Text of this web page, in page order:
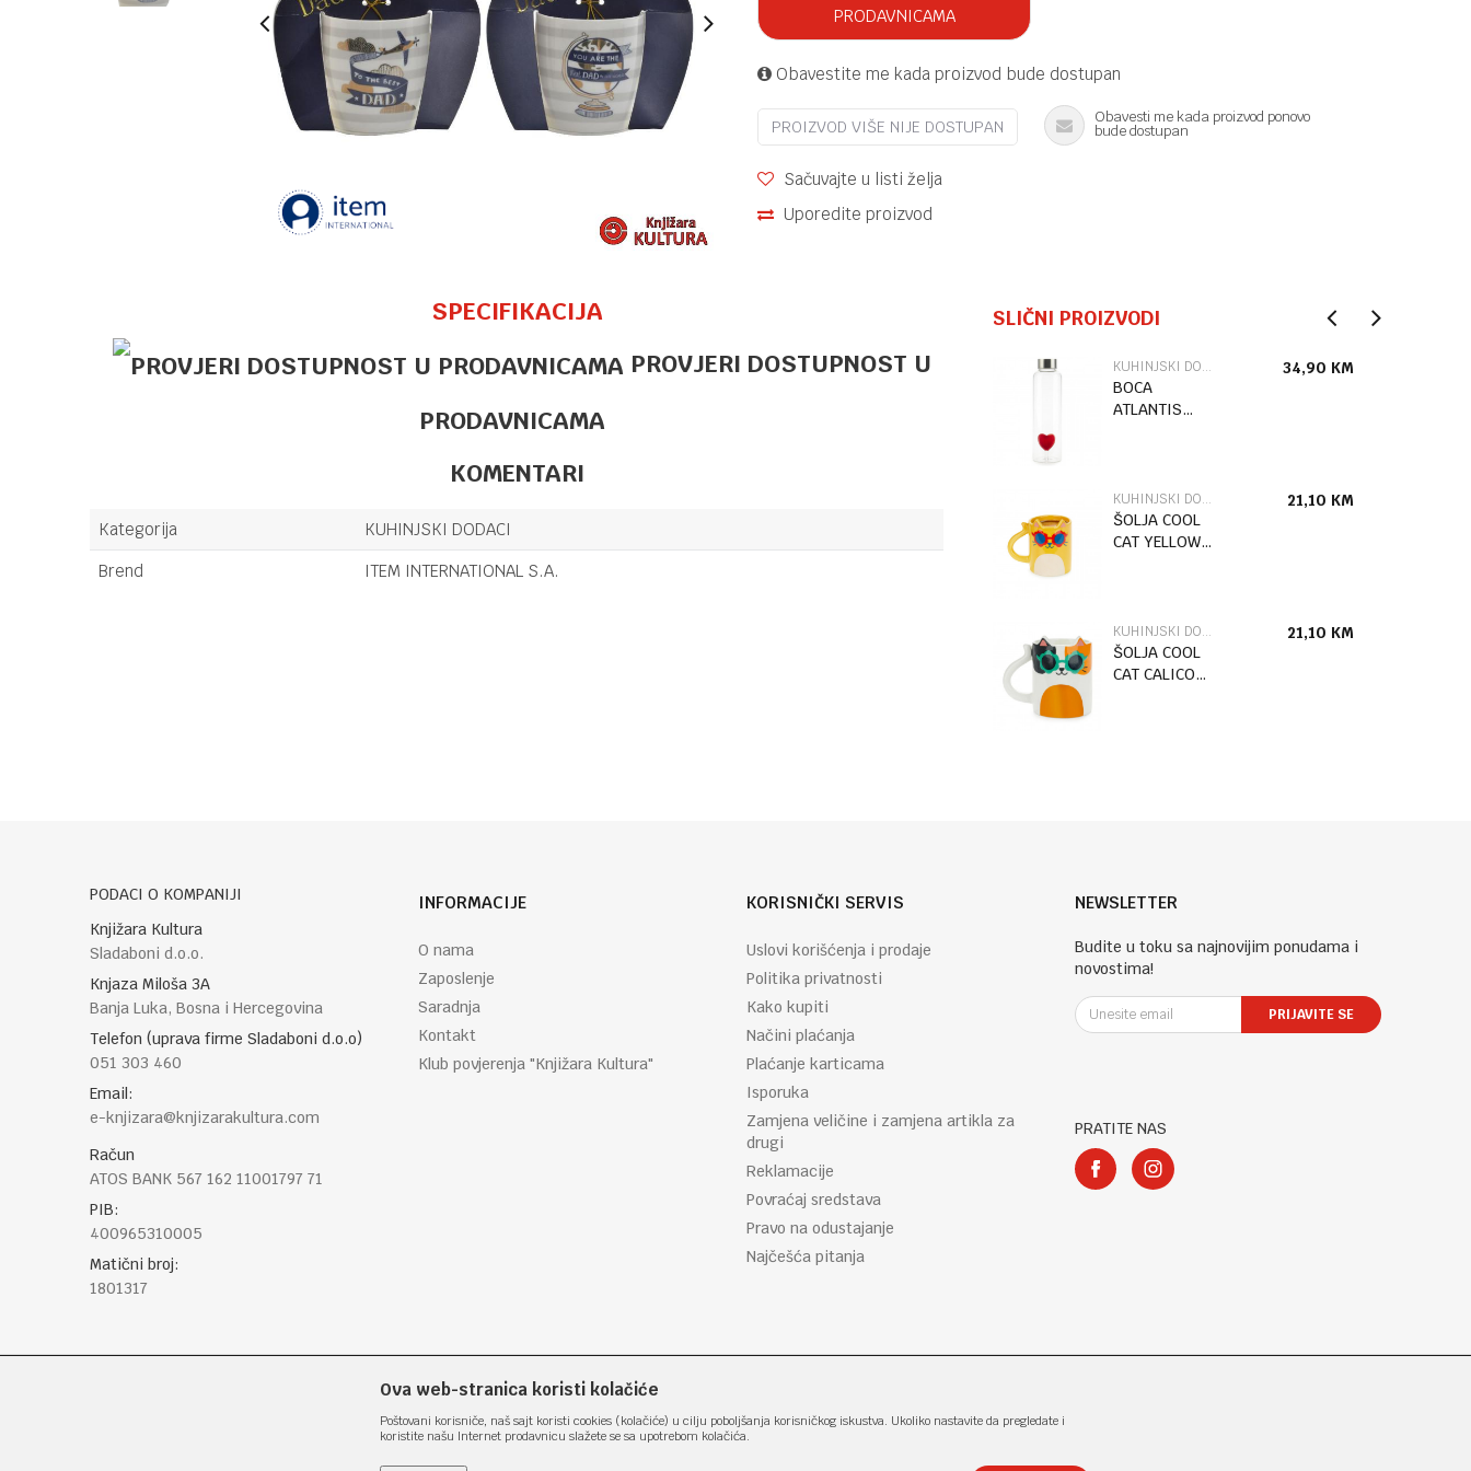
PRODAVNICAMA
Obavestite me kada proizvod bude dostupan
PROIZVOD VIŠE NIJE DOSTUPAN
Obavesti me kada proizvod ponovo
bude dostupan
Sačuvajte u listi želja
Uporedite proizvod
SPECIFIKACIJA
PROVJERI DOSTUPNOST U
PRODAVNICAMA
KOMENTARI
Kategorija
KUHINJSKI DODACI
Brend
ITEM INTERNATIONAL S.A.
SLIČNI PROIZVODI
KUHINJSKI DODACI 18,80 KUHINJSKI DODACI
BOCA
ATLANTIS
34,90 KM
KUHINJSKI DODACI
ŠOLJA COOL
CAT YELLOW
21,10 KM
KUHINJSKI DODACI
ŠOLJA COOL
CAT CALICO
21,10 KM
PODACI O KOMPANIJI
Knjižara Kultura
Sladaboni d.o.o.
Knjaza Miloša 3A
Banja Luka, Bosna i Hercegovina
Telefon (uprava firme Sladaboni d.o.o)
051 303 460
Email:
e-knjizara@knjizarakultura.com
Račun
ATOS BANK 567 162 11001797 71
PIB:
400965310005
Matični broj:
1801317
INFORMACIJE
O nama
Zaposlenje
Saradnja
Kontakt
Klub povjerenja "Knjižara Kultura"
KORISNIČKI SERVIS
Uslovi korišćenja i prodaje
Politika privatnosti
Kako kupiti
Načini plaćanja
Plaćanje karticama
Isporuka
Zamjena veličine i zamjena artikla za
drugi
Reklamacije
Povraćaj sredstava
Pravo na odustajanje
Najčešća pitanja
NEWSLETTER
Budite u toku sa najnovijim ponudama i
novostima!
PRIJAVITE SE
PRATITE NAS
Ova web-stranica koristi kolačiće
Poštovani korisniče, naš sajt koristi cookies (kolačiće) u cilju poboljšanja korisničkog iskustva. Ukoliko nastavite da pregledate i
koristite našu Internet prodavnicu slažete se sa upotrebom kolačića.